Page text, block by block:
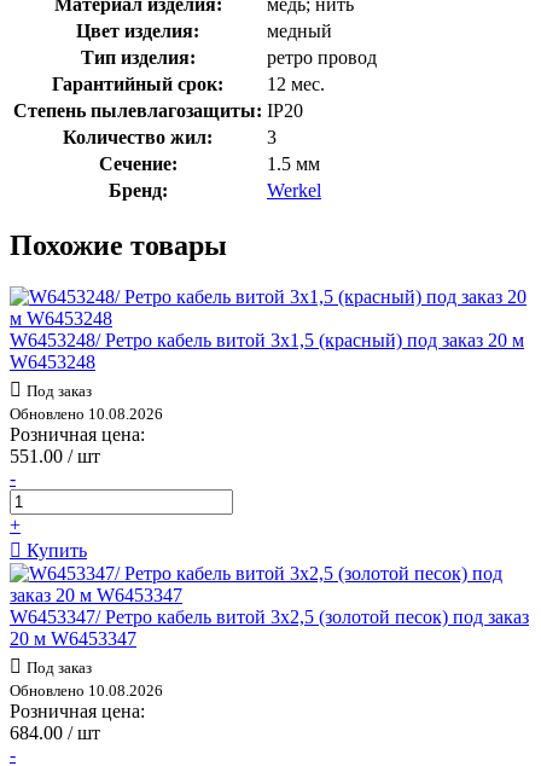
Цвет изделия:
медный
Тип изделия:
ретро провод
Гарантийный срок:
12 мес.
Степень пылевлагозащиты: IP20
Количество жил:
3
Сечение:
1.5 мм
Бренд:
Werkel
Похожие товары
W6453248/ Ретро кабель витой 3х1,5 (красный) под заказ 20 м
W6453248
Под заказ
Обновлено 10.08.2026
Розничная цена:
551.00 / шт
-
+
Купить
W6453347/ Ретро кабель витой 3х2,5 (золотой песок) под заказ
20 м W6453347
Под заказ
Обновлено 10.08.2026
Розничная цена:
684.00 / шт
-